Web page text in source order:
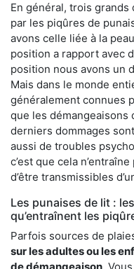
En général, trois grands
par les piqûres de
avons celle liée à la
position a rapport avec
position nous avons un
Mais dans le monde
généralement connues
que les démangeaisons
derniers dommages
aussi de troubles
c’est que cela
d’être transmissibles
Les punaises de lit :
qu’entraînent les
Parfois sources de
sur les adultes ou les